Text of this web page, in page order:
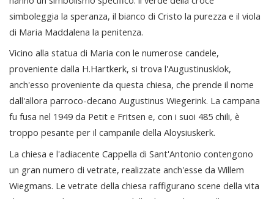
simboleggia la speranza, il bianco di Cristo la purezza e il viola
di Maria Maddalena la penitenza.
Vicino alla statua di Maria con le numerose candele,
proveniente dalla H.Hartkerk, si trova l'Augustinusklok,
anch'esso proveniente da questa chiesa, che prende il nome
dall'allora parroco-decano Augustinus Wiegerink. La campana
fu fusa nel 1949 da Petit e Fritsen e, con i suoi 485 chili, è
troppo pesante per il campanile della Aloysiuskerk.
La chiesa e l'adiacente Cappella di Sant'Antonio contengono
un gran numero di vetrate, realizzate anch'esse da Willem
Wiegmans. Le vetrate della chiesa raffigurano scene della vita